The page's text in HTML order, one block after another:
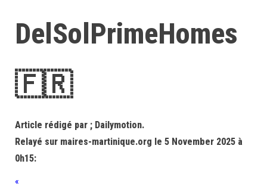
DelSolPrimeHomes
🇫🇷
Article rédigé par ; Dailymotion.
Relayé sur maires-martinique.org le 5 November 2025 à
0h15:
«